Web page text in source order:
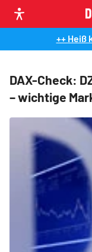
++ Heiß
DAX-Check:
– wichtige